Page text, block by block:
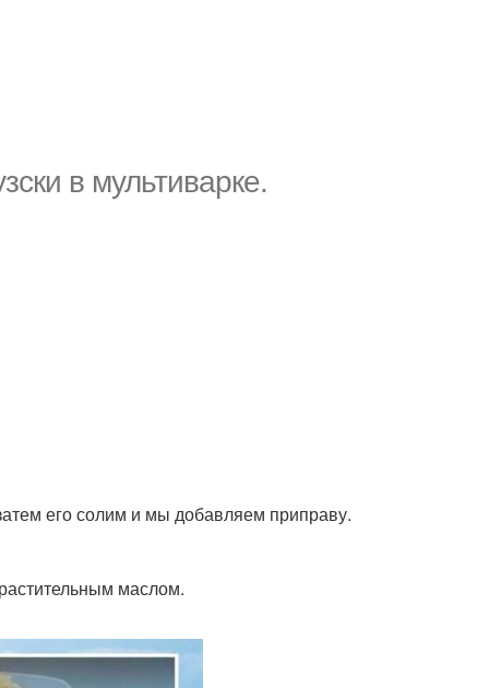
в мультиварке.
его солим и мы добавляем приправу.
маслом.